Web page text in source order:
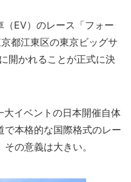
EV）のレース「フォー
都江東区の東京ビッグサ
開かれることが正式に決
イベントの日本開催自体
で本格的な国際格式のレー
の意義は大きい。